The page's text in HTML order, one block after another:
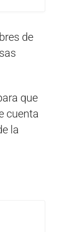
de
que
cuenta
la